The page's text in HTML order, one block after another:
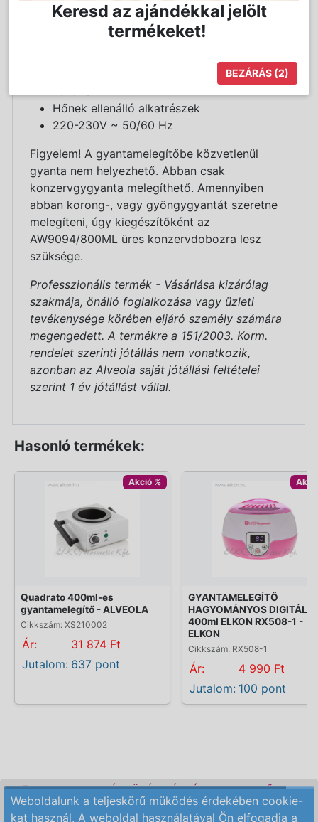
Termékjellemzők:
Gyors felfűtési idő
Hőnek ellenálló alkatrészek
220-230V ~ 50/60 Hz
Figyelem! A gyantamelegítőbe közvetlenül
gyanta nem helyezhető. Abban csak
konzervgygyanta melegíthető. Amennyiben
abban korong-, vagy gyöngygyantát szeretne
melegíteni, úgy kiegészítőként az
AW9094/800ML üres konzervdobozra lesz
szüksége.
Professzionális termék - Vásárlása kizárólag
szakmája, önálló foglalkozása vagy üzleti
tevékenysége körében eljáró személy számára
megengedett. A termékre a 151/2003. Korm.
rendelet szerinti jótállás nem vonatkozik,
azonban az Alveola saját jótállási feltételei
szerint 1 év jótállást vállal.
Hasonló termékek:
Akció %
Quadrato 400ml-es
gyantamelegítő - ALVEOLA
Cikkszám: XS210002
Ár:
31 874 Ft
Jutalom: 637 pont
GYANTAMELEGÍTŐ
HAGYOMÁNYOS DIGITÁLIS
400ml ELKON RX508-1 -
ELKON
Cikkszám: RX508-1
Ár:
4 990 Ft
Jutalom: 100 pont
KOZMETIKAI KÉSZÜLÉK BÉRLÉS
KEZDŐLAP
ELÉRHETŐSÉG
RENDELÉSI FELTÉTELEK
Weboldalunk a teljeskörű müködés érdekében cookie-
kat használ. A weboldal használatával Ön elfogadja a
Keresd az ajándékkal jelölt
termékeket!
BEZÁRÁS (2)